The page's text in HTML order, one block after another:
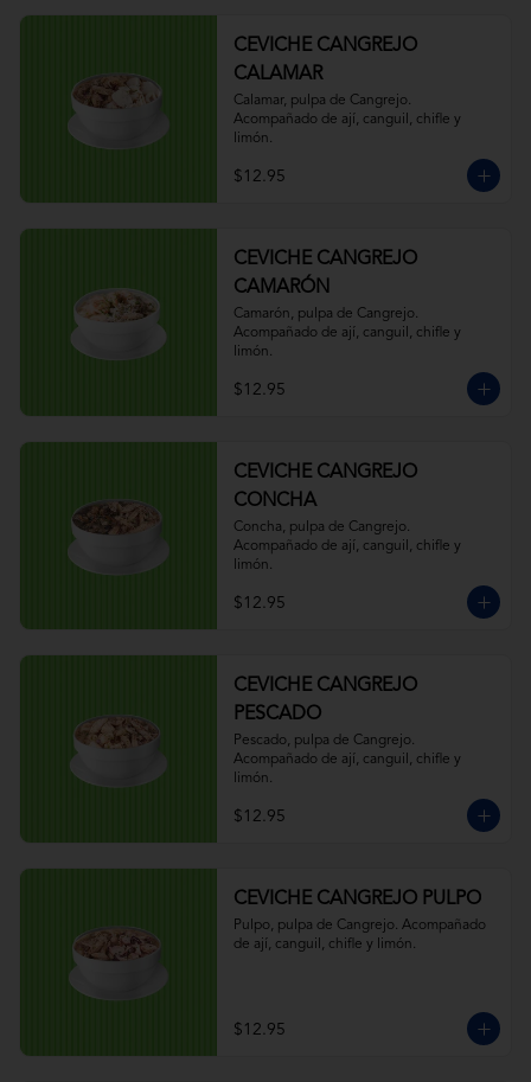
CEVICHE CANGREJO
CALAMAR
Calamar, pulpa de Cangrejo.
Acompañado de ají, canguil, chifle y
limón.
$12.95
CEVICHE CANGREJO
CAMARÓN
Camarón, pulpa de Cangrejo.
Acompañado de ají, canguil, chifle y
limón.
$12.95
CEVICHE CANGREJO
CONCHA
Concha, pulpa de Cangrejo.
Acompañado de ají, canguil, chifle y
limón.
$12.95
CEVICHE CANGREJO
PESCADO
Pescado, pulpa de Cangrejo.
Acompañado de ají, canguil, chifle y
limón.
$12.95
CEVICHE CANGREJO PULPO
Pulpo, pulpa de Cangrejo. Acompañado
de ají, canguil, chifle y limón.
$12.95